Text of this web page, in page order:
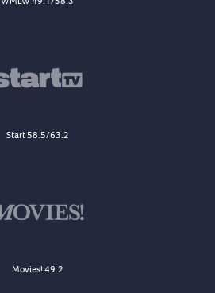
Start 58.5/63.2
Movies! 49.2